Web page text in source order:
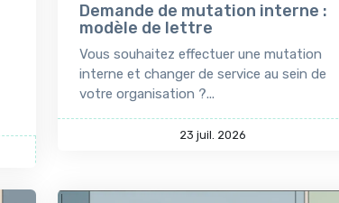
Demande de mutation interne :
modèle de lettre
Vous souhaitez effectuer une mutation
interne et changer de service au sein de
votre organisation ?...
23 juil. 2026